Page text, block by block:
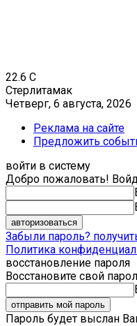
22.6 C
Стерлитамак
Четверг, 6 августа, 2026
Реклама на сайте
Предложить
войти в систему
Добро пожаловать!
Забыли пароль?
Политика
восстановление пароля
Восстановите свой
Пароль будет выслан